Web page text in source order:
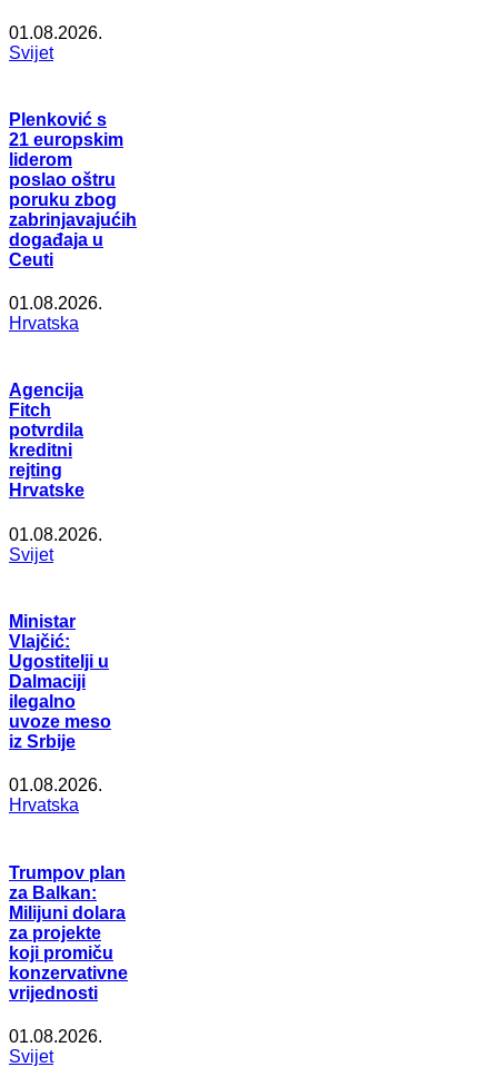
01.08.2026.
Svijet
Plenković s
21 europskim
liderom
poslao oštru
poruku zbog
zabrinjavajućih
događaja u
Ceuti
01.08.2026.
Hrvatska
Agencija
Fitch
potvrdila
kreditni
rejting
Hrvatske
01.08.2026.
Svijet
Ministar
Vlajčić:
Ugostitelji u
Dalmaciji
ilegalno
uvoze meso
iz Srbije
01.08.2026.
Hrvatska
Trumpov plan
za Balkan:
Milijuni dolara
za projekte
koji promiču
konzervativne
vrijednosti
01.08.2026.
Svijet